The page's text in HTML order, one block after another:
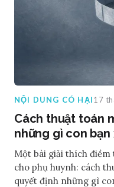
NỘI DUNG CÓ HẠI17
Cách thuật toán
những gì con bạn
Một bài giải thích
cho phụ huynh: cách
quyết định những gì